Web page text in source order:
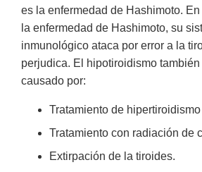
es la enfermedad de Hashimoto.
la enfermedad de Hashimoto, su
inmunológico ataca por error a la
perjudica. El hipotiroidismo
causado por:
Tratamiento de
Tratamiento con radiación de
Extirpación de la tiroides.